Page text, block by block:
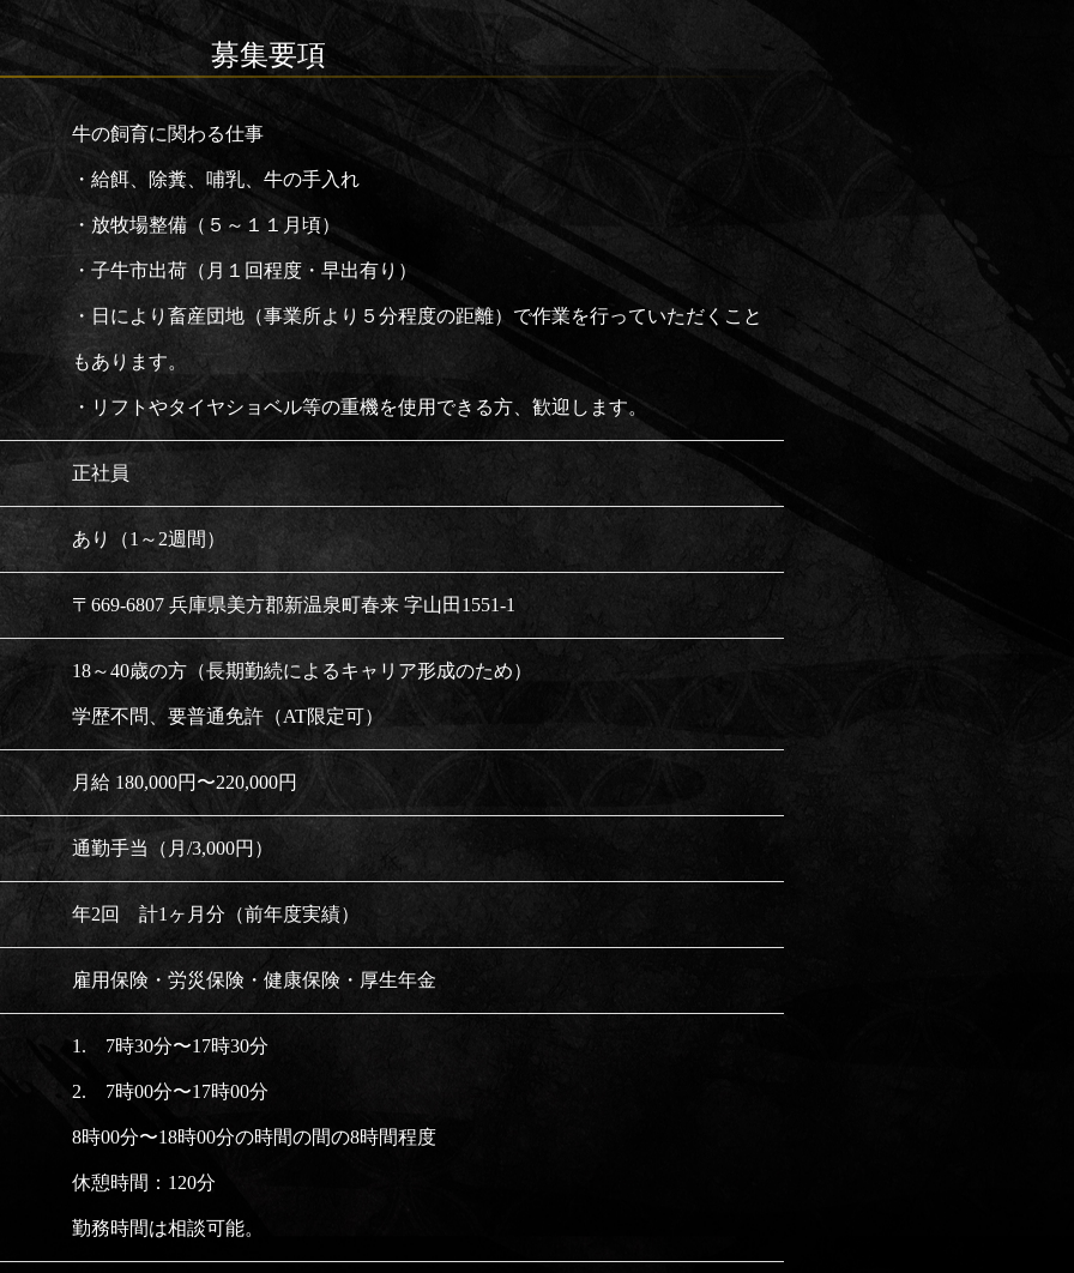
募集要項
牛の飼育に関わる仕事
・給餌、除糞、哺乳、牛の手入れ
・放牧場整備（５～１１月頃）
・子牛市出荷（月１回程度・早出有り）
・日により畜産団地（事業所より５分程度の距離）で作業を行っていただくこと
もあります。
・リフトやタイヤショベル等の重機を使用できる方、歓迎します。
正社員
あり（1～2週間）
〒669-6807 兵庫県美方郡新温泉町春来 字山田1551-1
18～40歳の方（長期勤続によるキャリア形成のため）
学歴不問、要普通免許（AT限定可）
月給 180,000円〜220,000円
通勤手当（月/3,000円）
年2回 計1ヶ月分（前年度実績）
雇用保険・労災保険・健康保険・厚生年金
1. 7時30分〜17時30分
2. 7時00分〜17時00分
8時00分〜18時00分の時間の間の8時間程度
休憩時間：120分
勤務時間は相談可能。